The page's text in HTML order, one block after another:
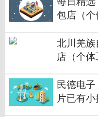
包店（个
北川羌
店（个
民德电
片已有